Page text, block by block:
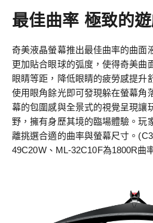
最佳曲率 極致的
奇美液晶螢幕推出最佳曲率的曲面
更加貼合眼球的弧度，使得奇美曲
眼睛等距，降低眼睛的疲勞感提升
使用眼角餘光即可發現躲在螢幕角
幕的包圍感與全景式的視覺呈現讓
野，擁有身歷其境的臨場體驗。玩
離挑選合適的曲率與螢幕尺寸。
49C20W、ML-32C10F為1800R曲